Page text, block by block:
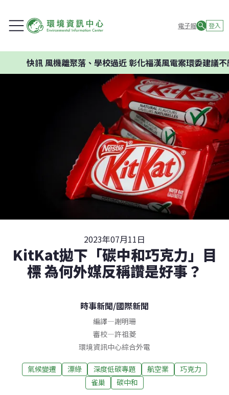
電子報 登入
風機離聚落、學校過近 彰化福漢風電案環委建議不應開發
2023年07月11日
KitKat拋下「碳中和巧克力」目
標 為何外媒反稱讚是好事？
時事新聞/國際新聞
編譯—謝明珊
審校—許祖菱
環境資訊中心綜合外電
氣候變遷 漂綠 深度低碳專題 航空業
巧克力
雀巢
碳中和